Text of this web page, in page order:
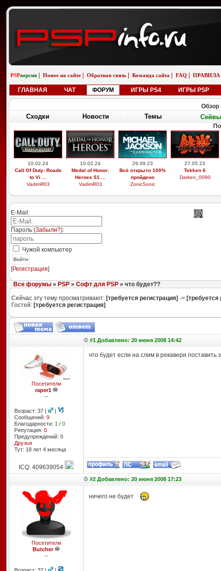
PSPверсия Новое на сайте Обратная связь Команда сайта FAQ ПРАВИЛА
ГЛАВНАЯ ЧАТ ФОРУМ ИГРЫ PS4 ИГРЫ PSP
Обзор
Сходки Новости Темы Сейвы
10.02.24
Call Of Duty: Roads
to Vi ...
VadimR03
10.02.24
Medal of Honor:
Heroes 51 ...
VadimR03
29.09.23
Всё открыто 100%
пройдено
ZonicSonic
27.05.23
Tekken 6
Darken_0090
E-Mail:
Пароль (Забыли?):
Чужой компьютер
Войти
[Регистрация]
Все форумы» PSP» Софт для PSP» что будет??
Сейчас эту тему просматривают: [требуется регистрация] -> [требуется
Гостей: [требуется регистрация]
#1 Добавлено: 20 июня 2008 14:42
Посетители
raper1
--
Возраст: 37 |
|
Сообщений: 9
Благодарности: 1 / 0
Репутация: 0
Предупреждений: 0
Друзья
Тут: 18 лет 4 месяцa
что будет если на слим в рекавери поставить
ICQ: 409639054
#2 Добавлено: 20 июня 2008 17:23
Посетители
Butcher
--
ничего не будет